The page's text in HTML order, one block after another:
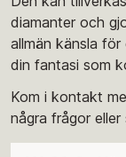
diamanter och
allmän känsla
din fantasi som
Kom i kontakt
några frågor